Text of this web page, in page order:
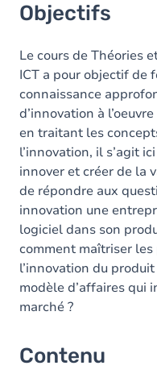
Objectifs
Le cours de Théories
ICT a pour objectif de
connaissance
d’innovation à
en traitant les
l’innovation, il s’agit
innover et créer de la
de répondre aux
innovation une
logiciel dans son
comment maîtriser
l’innovation du
modèle d’affaires qui
marché ?
Contenu